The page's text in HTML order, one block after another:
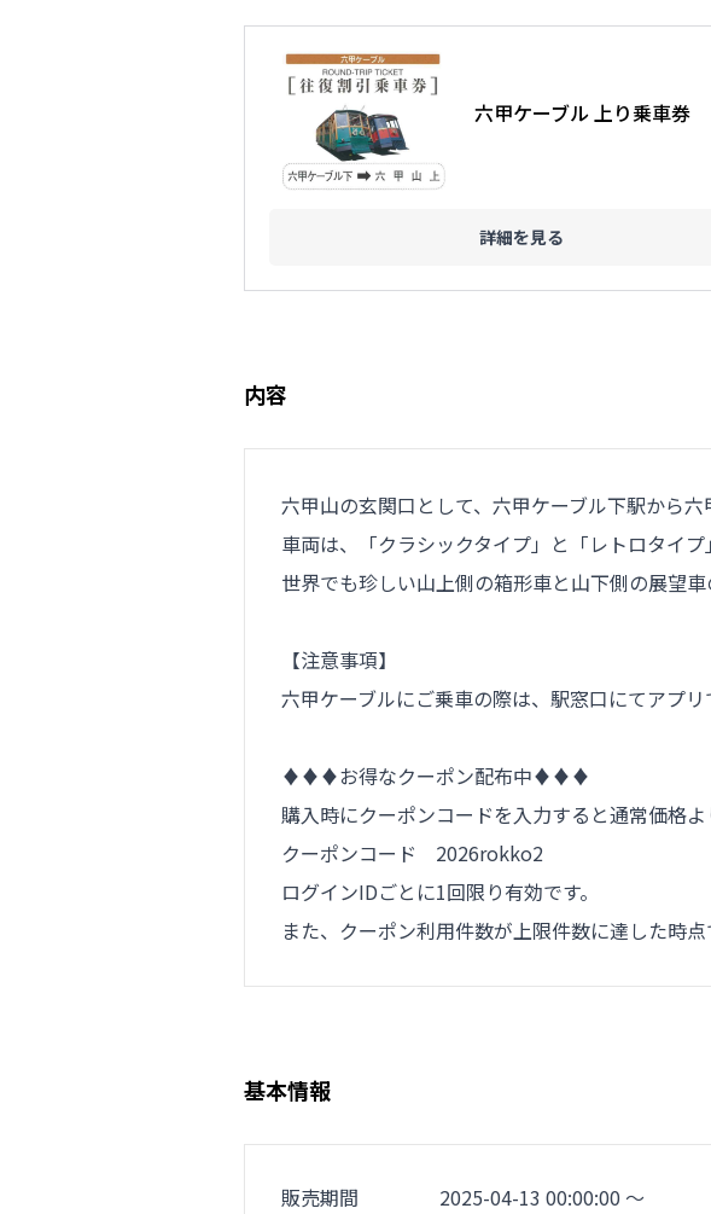
六甲ケーブル 上り乗車券
詳細を見る
内容
六甲山の玄関口として、六甲ケーブル下駅から
車両は、「クラシックタイプ」と「レトロタイプ
世界でも珍しい山上側の箱形車と山下側の展望車
【注意事項】
六甲ケーブルにご乗車の際は、駅窓口にてアプリ
♦♦♦お得なクーポン配布中♦♦♦
購入時にクーポンコードを入力すると通常価格よ
クーポンコード 2026rokko2
ログインIDごとに1回限り有効です。
また、クーポン利用件数が上限件数に達した時点
基本情報
販売期間 2025-04-13 00:00:00 〜